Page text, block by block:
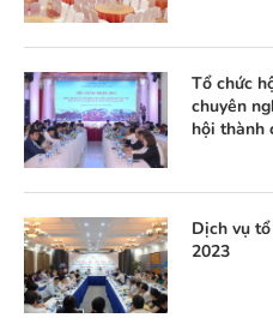
Tổ chức
chuyên
hội thành
Dịch vụ
2023